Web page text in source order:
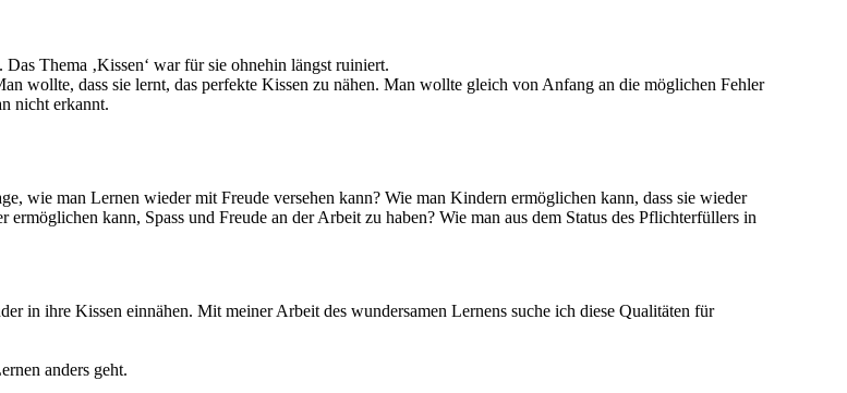
Thema ‚Kissen‘ war für sie ohnehin längst ruiniert.
wollte, dass sie lernt, das perfekte Kissen zu nähen. Man wollte gleich von Anfang an die möglichen Fehler
nicht erkannt.
wie man Lernen wieder mit Freude versehen kann? Wie man Kindern ermöglichen kann, dass sie wieder
kann, Spass und Freude an der Arbeit zu haben? Wie man aus dem Status des Pflichterfüllers in
in ihre Kissen einnähen. Mit meiner Arbeit des wundersamen Lernens suche ich diese Qualitäten für
anders geht.